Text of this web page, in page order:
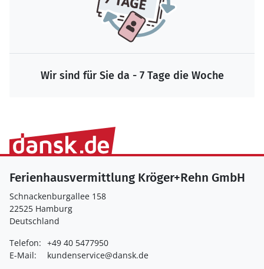
Wir sind für Sie da - 7 Tage die Woche
Ferienhausvermittlung Kröger+Rehn GmbH
Schnackenburgallee 158
22525 Hamburg
Deutschland
Telefon: +49 40 5477950
E-Mail:
kundenservice@dansk.de